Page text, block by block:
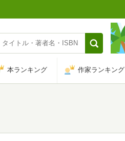
本ランキング 作家ランキング